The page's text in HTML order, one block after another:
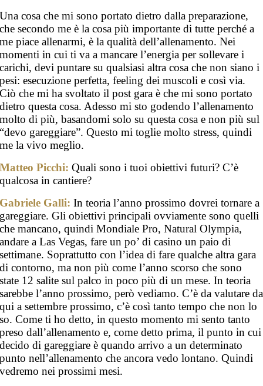
Una cosa che mi sono portato dietro dalla preparazione,
che secondo me è la cosa più importante di tutte perché a
me piace allenarmi, è la qualità dell’allenamento. Nei
momenti in cui ti va a mancare l’energia per sollevare i
carichi, devi puntare su qualsiasi altra cosa che non siano i
pesi: esecuzione perfetta, feeling dei muscoli e così via.
Ciò che mi ha svoltato il post gara è che mi sono portato
dietro questa cosa. Adesso mi sto godendo l’allenamento
molto di più, basandomi solo su questa cosa e non più sul
“devo gareggiare”. Questo mi toglie molto stress, quindi
me la vivo meglio.
Matteo Picchi: Quali sono i tuoi obiettivi futuri? C’è
qualcosa in cantiere?
Gabriele Galli: In teoria l’anno prossimo dovrei tornare a
gareggiare. Gli obiettivi principali ovviamente sono quelli
che mancano, quindi Mondiale Pro, Natural Olympia,
andare a Las Vegas, fare un po’ di casino un paio di
settimane. Soprattutto con l’idea di fare qualche altra gara
di contorno, ma non più come l’anno scorso che sono
state 12 salite sul palco in poco più di un mese. In teoria
sarebbe l’anno prossimo, però vediamo. C’è da valutare da
qui a settembre prossimo, c’è così tanto tempo che non lo
so. Come ti ho detto, in questo momento mi sento tanto
preso dall’allenamento e, come detto prima, il punto in cui
decido di gareggiare è quando arrivo a un determinato
punto nell’allenamento che ancora vedo lontano. Quindi
vedremo nei prossimi mesi.